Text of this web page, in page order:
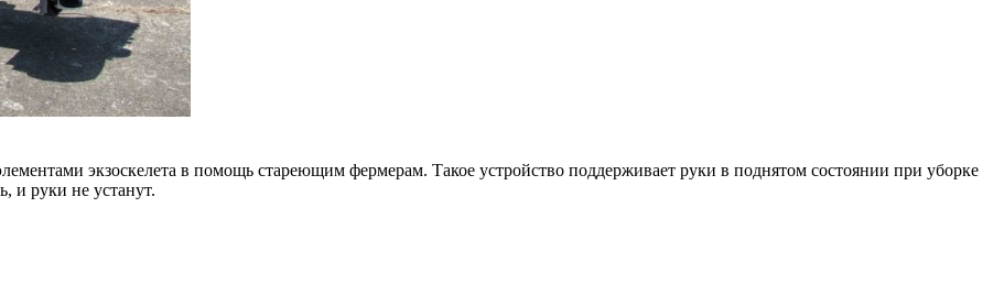
экзоскелета в помощь стареющим фермерам. Такое устройство поддерживает руки в поднятом состоянии при уборке
и руки не устанут.